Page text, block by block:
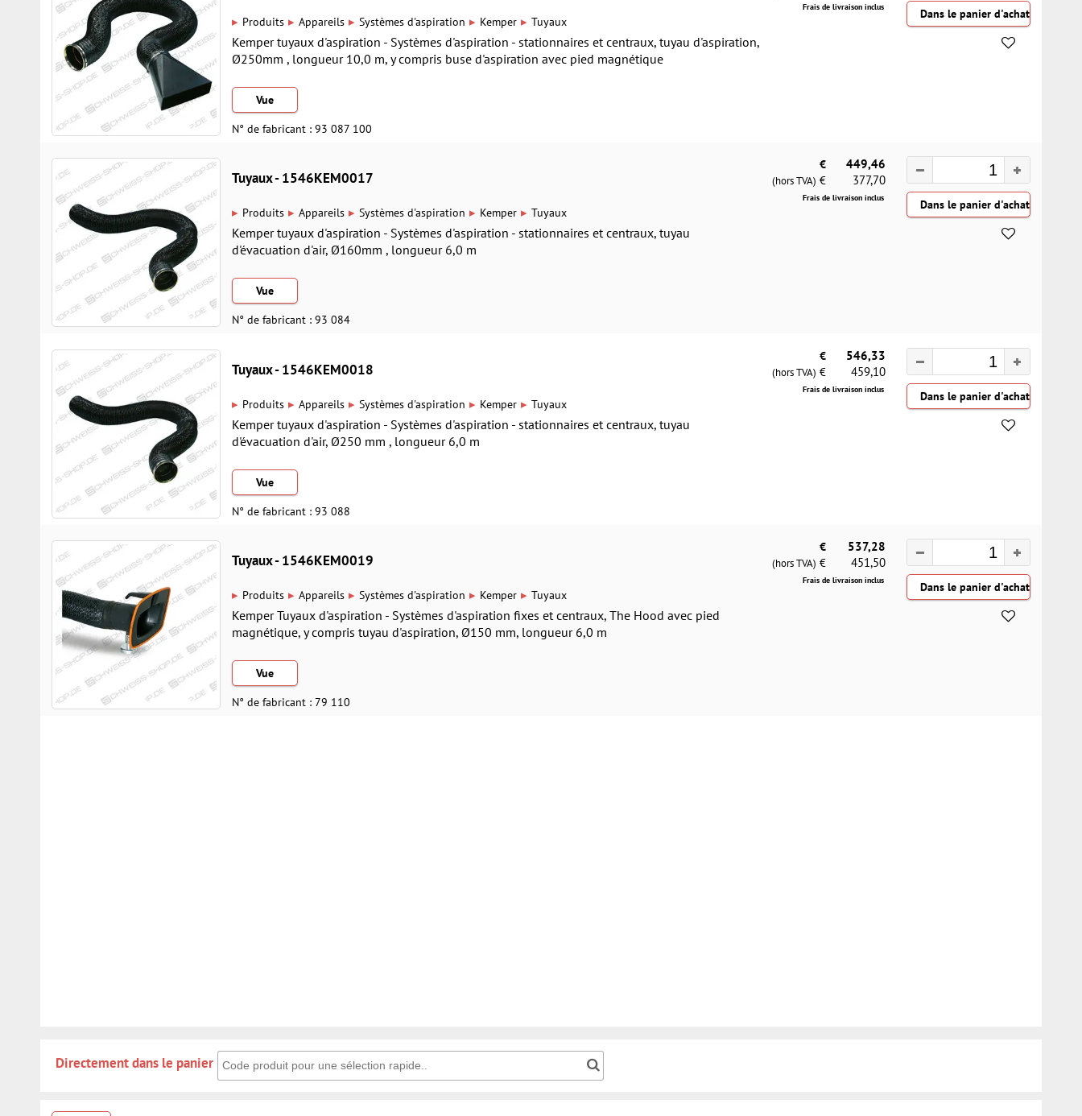
▸ Produits ▸ Appareils ▸ Systèmes d'aspiration ▸ Kemper ▸ Tuyaux
Kemper tuyaux d'aspiration - Systèmes d'aspiration - stationnaires et centraux, tuyau d'aspiration,
Ø250mm , longueur 10,0 m, y compris buse d'aspiration avec pied magnétique
Vue
N° de fabricant : 93 087 100
Frais de livraison inclus
Tuyaux - 1546KEM0017
▸ Produits ▸ Appareils ▸ Systèmes d'aspiration ▸ Kemper ▸ Tuyaux
Kemper tuyaux d'aspiration - Systèmes d'aspiration - stationnaires et centraux, tuyau
d'évacuation d'air, Ø160mm , longueur 6,0 m
Vue
N° de fabricant : 93 084
€ 449,46
(hors TVA) € 377,70
Frais de livraison inclus
Tuyaux - 1546KEM0018
▸ Produits ▸ Appareils ▸ Systèmes d'aspiration ▸ Kemper ▸ Tuyaux
Kemper tuyaux d'aspiration - Systèmes d'aspiration - stationnaires et centraux, tuyau
d'évacuation d'air, Ø250 mm , longueur 6,0 m
Vue
N° de fabricant : 93 088
€ 546,33
(hors TVA) € 459,10
Frais de livraison inclus
Tuyaux - 1546KEM0019
▸ Produits ▸ Appareils ▸ Systèmes d'aspiration ▸ Kemper ▸ Tuyaux
Kemper Tuyaux d'aspiration - Systèmes d'aspiration fixes et centraux, The Hood avec pied
magnétique, y compris tuyau d'aspiration, Ø150 mm, longueur 6,0 m
Vue
N° de fabricant : 79 110
€ 537,28
(hors TVA) € 451,50
Frais de livraison inclus
Directement dans le panier Directement dans le panier: Code produit pour une sélection rapide..